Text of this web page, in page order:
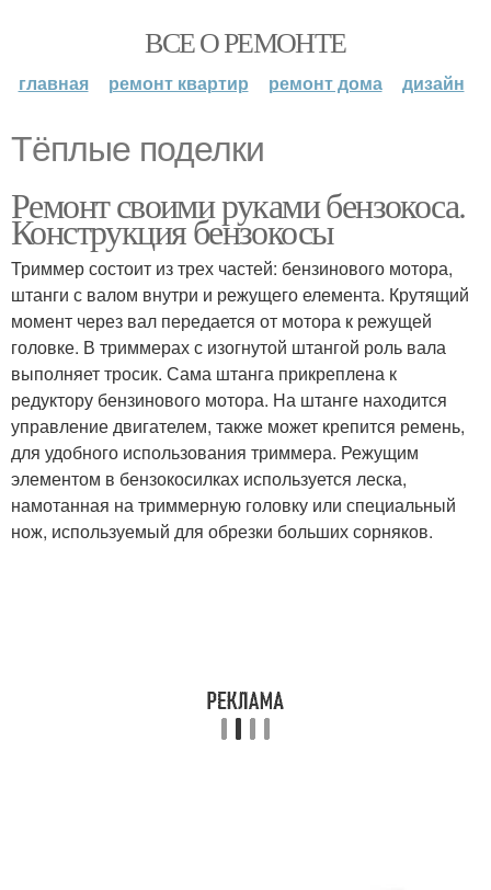
ВСЕ О РЕМОНТЕ
главная ремонт квартир ремонт дома дизайн
Тёплые поделки
Ремонт своими руками бензокоса.
Конструкция бензокосы
Триммер состоит из трех частей: бензинового мотора,
штанги с валом внутри и режущего елемента. Крутящий
момент через вал передается от мотора к режущей
головке. В триммерах с изогнутой штангой роль вала
выполняет тросик. Сама штанга прикреплена к
редуктору бензинового мотора. На штанге находится
управление двигателем, также может крепится ремень,
для удобного использования триммера. Режущим
элементом в бензокосилках используется леска,
намотанная на триммерную головку или специальный
нож, используемый для обрезки больших сорняков.